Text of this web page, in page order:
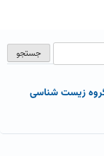
زیست شناسی